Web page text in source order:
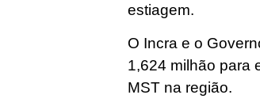
estiagem.
O Incra e o
1,624 milhão para
MST na região.